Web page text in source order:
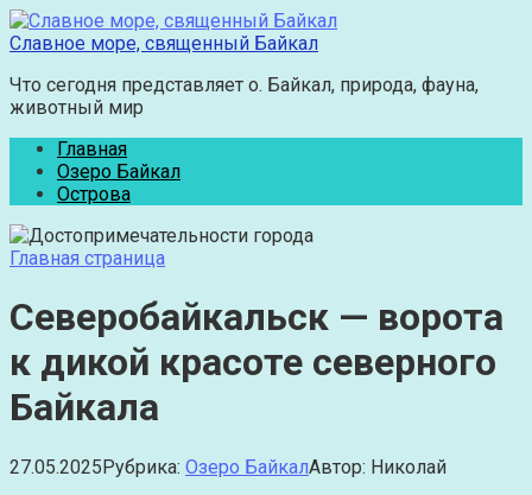
Перейти
к
Славное море, священный Байкал
Что сегодня представляет о. Байкал, природа, фауна,
животный мир
Главная
Озеро Байкал
Острова
Главная страница
Северобайкальск — ворота
к дикой красоте северного
Байкала
27.05.2025Рубрика: Озеро БайкалАвтор: Николай